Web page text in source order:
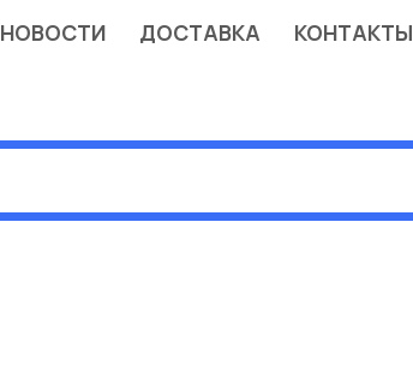
НОВОСТИ ДОСТАВКА КОНТАКТЫ